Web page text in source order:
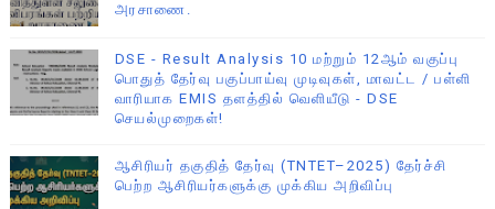
அரசாணை.
DSE - Result Analysis 10 மற்றும் 12ஆம் வகுப்பு
பொதுத் தேர்வு பகுப்பாய்வு முடிவுகள், மாவட்ட / பள்ளி
வாரியாக EMIS தளத்தில் வெளியீடு - DSE
செயல்முறைகள்!
ஆசிரியர் தகுதித் தேர்வு (TNTET–2025) தேர்ச்சி
பெற்ற ஆசிரியர்களுக்கு முக்கிய அறிவிப்பு